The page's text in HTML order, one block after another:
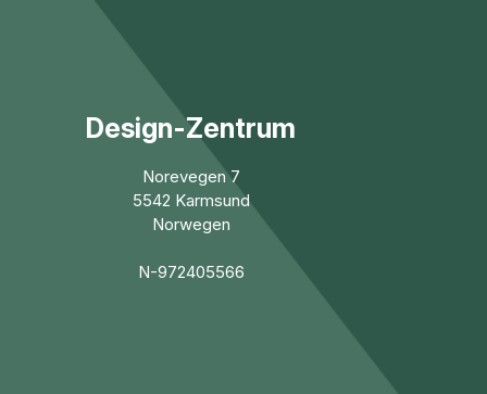
Design-Zentrum
Norevegen 7
5542 Karmsund
Norwegen
N-972405566